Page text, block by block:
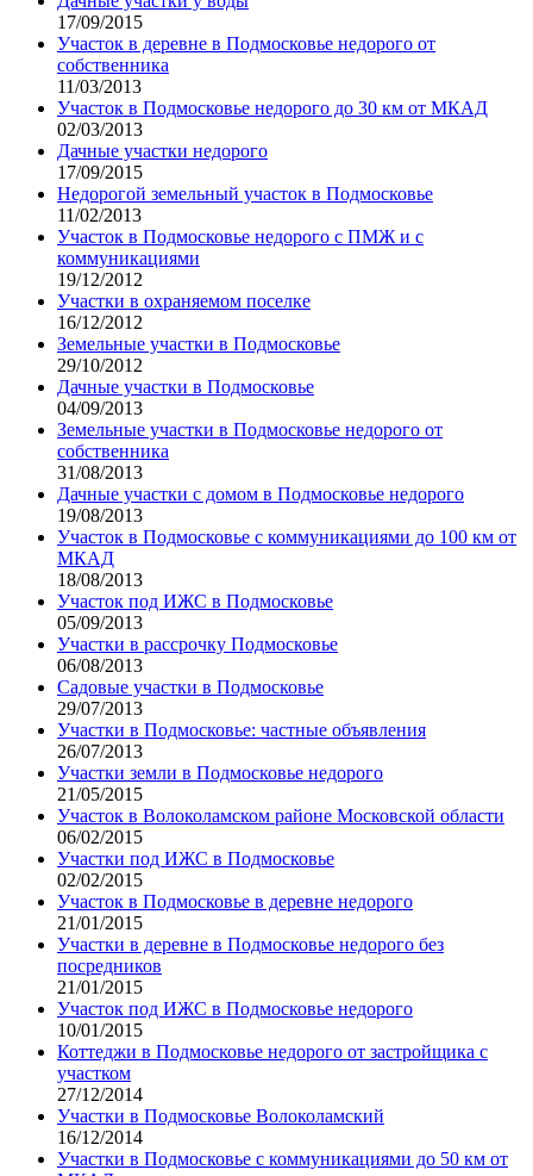
17/09/2015
Участок в деревне в Подмосковье недорого от
собственника
11/03/2013
Участок в Подмосковье недорого до 30 км от МКАД
02/03/2013
Дачные участки недорого
17/09/2015
Недорогой земельный участок в Подмосковье
11/02/2013
Участок в Подмосковье недорого с ПМЖ и с
коммуникациями
19/12/2012
Участки в охраняемом поселке
16/12/2012
Земельные участки в Подмосковье
29/10/2012
Дачные участки в Подмосковье
04/09/2013
Земельные участки в Подмосковье недорого от
собственника
31/08/2013
Дачные участки с домом в Подмосковье недорого
19/08/2013
Участок в Подмосковье с коммуникациями до 100 км от
МКАД
18/08/2013
Участок под ИЖС в Подмосковье
05/09/2013
Участки в рассрочку Подмосковье
06/08/2013
Садовые участки в Подмосковье
29/07/2013
Участки в Подмосковье: частные объявления
26/07/2013
Участки земли в Подмосковье недорого
21/05/2015
Участок в Волоколамском районе Московской области
06/02/2015
Участки под ИЖС в Подмосковье
02/02/2015
Участок в Подмосковье в деревне недорого
21/01/2015
Участки в деревне в Подмосковье недорого без
посредников
21/01/2015
Участок под ИЖС в Подмосковье недорого
10/01/2015
Коттеджи в Подмосковье недорого от застройщика с
участком
27/12/2014
Участки в Подмосковье Волоколамский
16/12/2014
Участки в Подмосковье с коммуникациями до 50 км от